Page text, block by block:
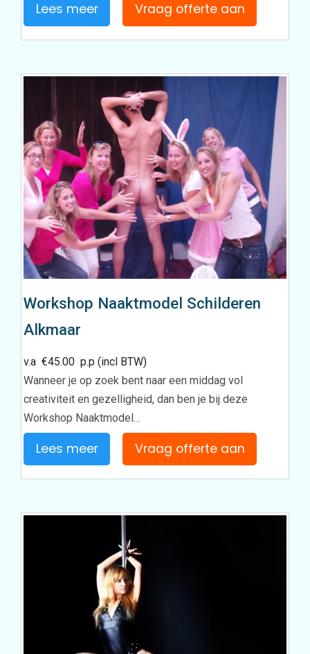
Lees meer Vraag offerte aan
Workshop Naaktmodel Schilderen
Alkmaar
v.a€45.00 p.p (incl BTW)
Wanneer je op zoek bent naar een middag vol
creativiteit en gezelligheid, dan ben je bij deze
Workshop Naaktmodel…
Lees meer Vraag offerte aan